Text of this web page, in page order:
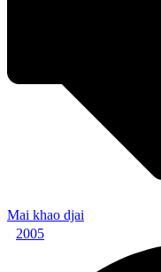
Mai khao djai
2005